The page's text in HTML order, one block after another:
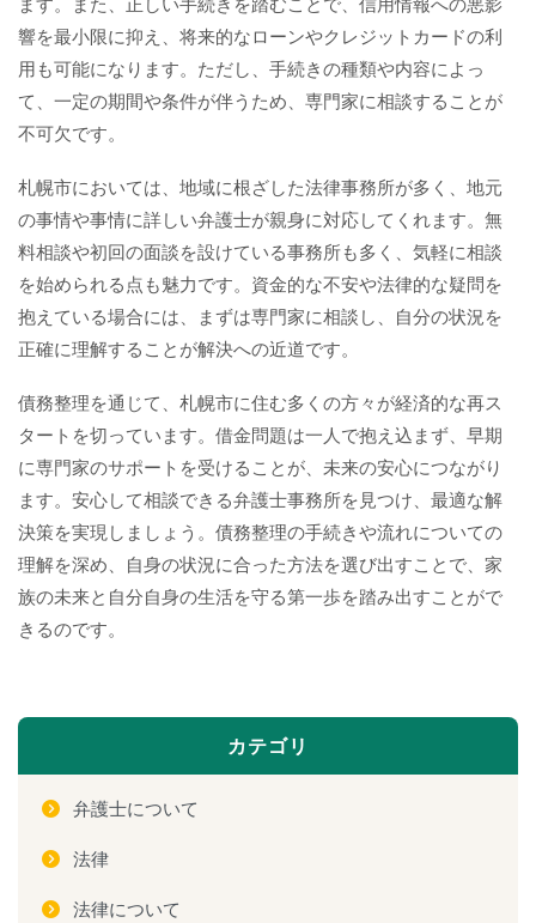
響を最小限に抑え、将来的なローンやクレジットカードの利
用も可能になります。ただし、手続きの種類や内容によっ
て、一定の期間や条件が伴うため、専門家に相談することが
不可欠です。
札幌市においては、地域に根ざした法律事務所が多く、地元
の事情や事情に詳しい弁護士が親身に対応してくれます。無
料相談や初回の面談を設けている事務所も多く、気軽に相談
を始められる点も魅力です。資金的な不安や法律的な疑問を
抱えている場合には、まずは専門家に相談し、自分の状況を
正確に理解することが解決への近道です。
債務整理を通じて、札幌市に住む多くの方々が経済的な再ス
タートを切っています。借金問題は一人で抱え込まず、早期
に専門家のサポートを受けることが、未来の安心につながり
ます。安心して相談できる弁護士事務所を見つけ、最適な解
決策を実現しましょう。債務整理の手続きや流れについての
理解を深め、自身の状況に合った方法を選び出すことで、家
族の未来と自分自身の生活を守る第一歩を踏み出すことがで
きるのです。
カテゴリ
弁護士について
法律
法律について